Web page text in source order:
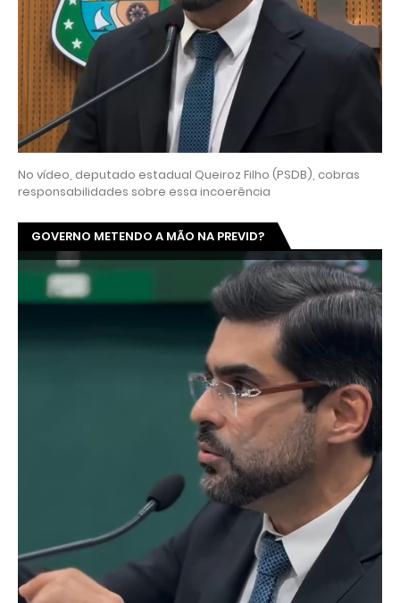
No vídeo, deputado estadual Queiroz Filho (PSDB), cobras
responsabilidades sobre essa incoerência
GOVERNO METENDO A MÃO NA PREVID?